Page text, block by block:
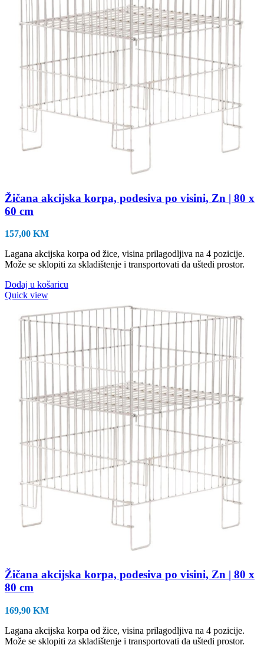
Žičana akcijska korpa, podesiva po visini, Zn | 80 x
60 cm
157,00 KM
Lagana akcijska korpa od žice, visina prilagodljiva na 4 pozicije.
Može se sklopiti za skladištenje i transportovati da uštedi prostor.
Dodaj u košaricu
Quick view
Žičana akcijska korpa, podesiva po visini, Zn | 80 x
80 cm
169,90 KM
Lagana akcijska korpa od žice, visina prilagodljiva na 4 pozicije.
Može se sklopiti za skladištenje i transportovati da uštedi prostor.